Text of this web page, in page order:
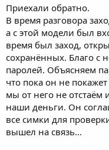
Приехали обратно.
В время разговора
а с этой модели был
время был заход,
сохранённых. Благо с
паролей. Объясняем
что пока он не
мы от него не отстаём
наши деньги. Он
все симки для
вышел на связь...